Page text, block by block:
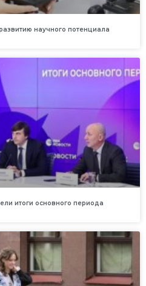
научного потенциала
итоги основного периода